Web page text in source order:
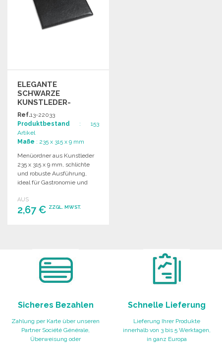
ELEGANTE
SCHWARZE
KUNSTLEDER-
SPEISEKARTENMAPPE
ZU
GROSSHANDELSPREISEN
Ref.13-22033
Produktbestand : 153
Artikel
Maße : 235 x 315 x 9 mm
Menüordner aus Kunstleder
235 x 315 x 9 mm, schlichte
und robuste Ausführung,
ideal für Gastronomie und
professionelle Ausstattung
bestellbar.
AUS
2,67 € ZZGL. MWST.
Sicheres Bezahlen
Zahlung per Karte über unseren
Partner Société Générale,
Überweisung oder
Schnelle Lieferung
Lieferung Ihrer Produkte
innerhalb von 3 bis 5 Werktagen,
in ganz Europa